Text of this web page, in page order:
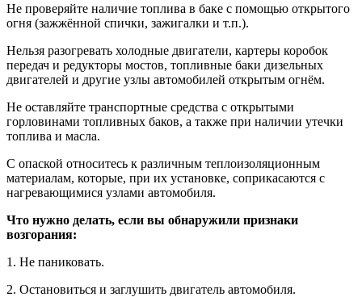
Не проверяйте наличие топлива в баке с помощью открытого
огня (зажжённой спички, зажигалки и т.п.).
Нельзя разогревать холодные двигатели, картеры коробок
передач и редукторы мостов, топливные баки дизельных
двигателей и другие узлы автомобилей открытым огнём.
Не оставляйте транспортные средства с открытыми
горловинами топливных баков, а также при наличии утечки
топлива и масла.
С опаской относитесь к различным теплоизоляционным
материалам, которые, при их установке, соприкасаются с
нагревающимися узлами автомобиля.
Что нужно делать, если вы обнаружили признаки
возгорания:
1. Не паниковать.
2. Остановиться и заглушить двигатель автомобиля.